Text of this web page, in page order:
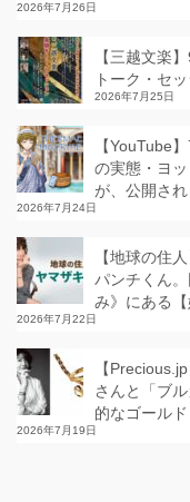
2026年7月26日
【三越文楽
トーク・セ
2026年7月25日
【YouTube
の実態・ヨ
が、公開され
2026年7月24日
【地球の住
パンチくん
み》にある
2026年7月22日
【
さんと「ブ
的なゴール
2026年7月19日